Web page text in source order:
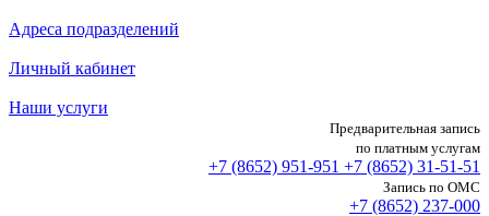
Адреса подразделений
Личный кабинет
Наши услуги
Предварительная запись
по платным услугам
+7 (8652) 951-951 +7 (8652) 31-51-51
Запись по ОМС
+7 (8652) 237-000